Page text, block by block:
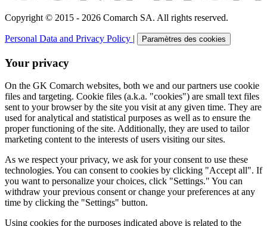
Copyright © 2015 - 2026 Comarch SA. All rights reserved.
Personal Data and Privacy Policy | Paramètres des cookies
Your privacy
On the GK Comarch websites, both we and our partners use cookie
files and targeting. Cookie files (a.k.a. "cookies") are small text files
sent to your browser by the site you visit at any given time. They are
used for analytical and statistical purposes as well as to ensure the
proper functioning of the site. Additionally, they are used to tailor
marketing content to the interests of users visiting our sites.
As we respect your privacy, we ask for your consent to use these
technologies. You can consent to cookies by clicking "Accept all". If
you want to personalize your choices, click "Settings." You can
withdraw your previous consent or change your preferences at any
time by clicking the "Settings" button.
Using cookies for the purposes indicated above is related to the